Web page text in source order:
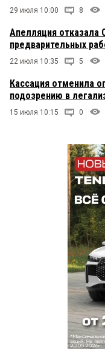
29 июля 10:00 8
Апелляция
предварительных
22 июля 10:35 5
Кассация отменила
подозрению в
15 июля 10:15 0